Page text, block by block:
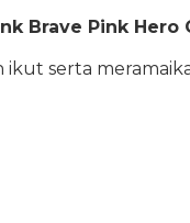
Brave Pink Hero
serta